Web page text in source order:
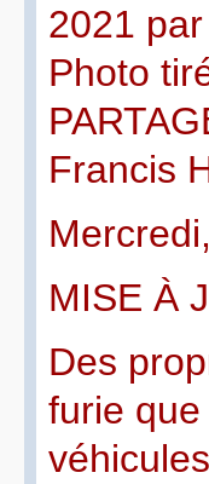
2021
Photo
Francis
MISE À
Des
furie